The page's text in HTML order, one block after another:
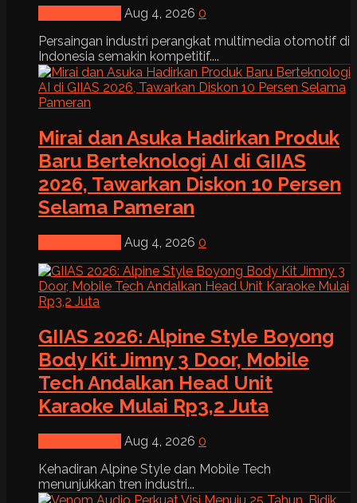
Aug 4, 2026 0
Persaingan industri perangkat multimedia otomotif di
Indonesia semakin kompetitif....
Mirai dan Asuka Hadirkan Produk
Baru Berteknologi AI di GIIAS
2026, Tawarkan Diskon 10 Persen
Selama Pameran
Aug 4, 2026 0
GIIAS 2026: Alpine Style Boyong
Body Kit Jimny 3 Door, Mobile
Tech Andalkan Head Unit
Karaoke Mulai Rp3,2 Juta
Aug 4, 2026 0
Kehadiran Alpine Style dan Mobile Tech
menunjukkan tren industri...